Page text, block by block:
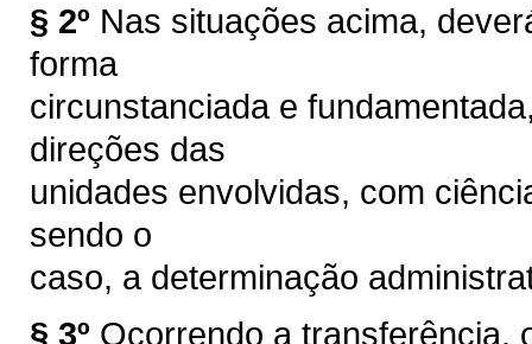
§ 2º Nas situações acima,
forma
circunstanciada e
direções das
unidades envolvidas, com
sendo o
caso, a determinação
§ 3º Ocorrendo a transferência,